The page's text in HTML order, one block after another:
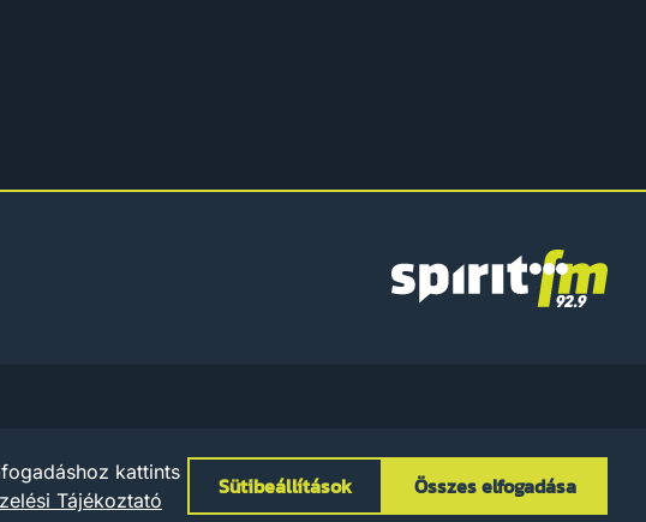
Adatkezelési Tájékoztató Szabályzatok Sütibeállítások
kattints
Tájékoztató Sütibeállítások Összes elfogadása